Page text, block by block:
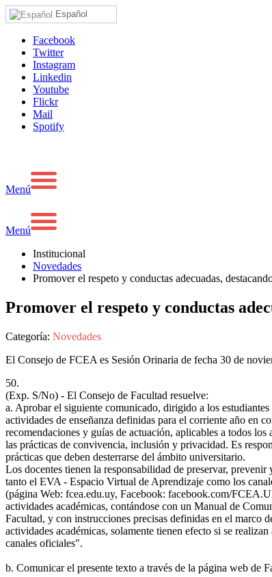
Español
Facebook
Twitter
Instagram
Linkedin
Youtube
Flickr
Mail
Spotify
Menú
Menú
Institucional
Novedades
Promover el respeto y conductas adecuadas,
Promover el respeto y conductas
Categoría: Novedades
El Consejo de FCEA es Sesión Orinaria de fecha 30 de
50.
(Exp. S/No) - El Consejo de Facultad resuelve:
a. Aprobar el siguiente comunicado, dirigido a los
actividades de enseñanza definidas para el corriente año en
recomendaciones y guías de actuación, aplicables a todos
las prácticas de convivencia, inclusión y privacidad. Es
prácticas que deben desterrarse del ámbito universitario.
Los docentes tienen la responsabilidad de preservar,
tanto el EVA - Espacio Virtual de Aprendizaje como los
(página Web: fcea.edu.uy, Facebook: facebook.com/
actividades académicas, contándose con un Manual de
Facultad, y con instrucciones precisas definidas en el marco
actividades académicas, solamente tienen efecto si se realizan
canales oficiales".
b. Comunicar el presente texto a través de la página web